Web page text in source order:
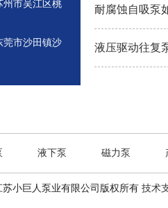
州市吴江区桃
莞市沙田镇沙
耐腐蚀自吸泵
液压驱动往复
液下泵 磁力泵
小巨人泵业有限公司版权所有 技术